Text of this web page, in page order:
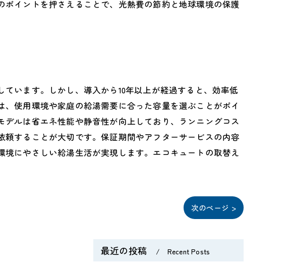
イントを押さえることで、光熱費の節約と地球環境の保護
います。しかし、導入から10年以上が経過すると、効率低
使用環境や家庭の給湯需要に合った容量を選ぶことがポイ
ルは省エネ性能や静音性が向上しており、ランニングコス
することが大切です。保証期間やアフターサービスの内容
にやさしい給湯生活が実現します。エコキュートの取替え
次のページ >
最近の投稿 Recent Posts